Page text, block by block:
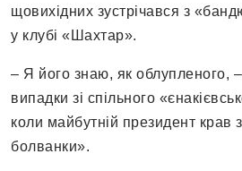
щовихідних зустрічався з
у клубі «Шахтар».
– Я його знаю, як облупленого, –
випадки зі спільного
коли майбутній президент крав
болванки».